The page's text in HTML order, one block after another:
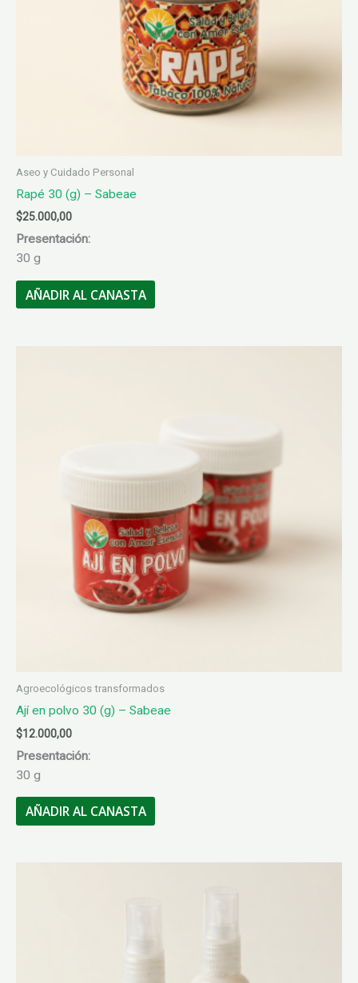
Aseo y Cuidado Personal
Rapé 30 (g) – Sabeae
$25.000,00
Presentación:
30 g
AÑADIR AL CANASTA
Agroecológicos transformados
Ají en polvo 30 (g) – Sabeae
$12.000,00
Presentación:
30 g
AÑADIR AL CANASTA